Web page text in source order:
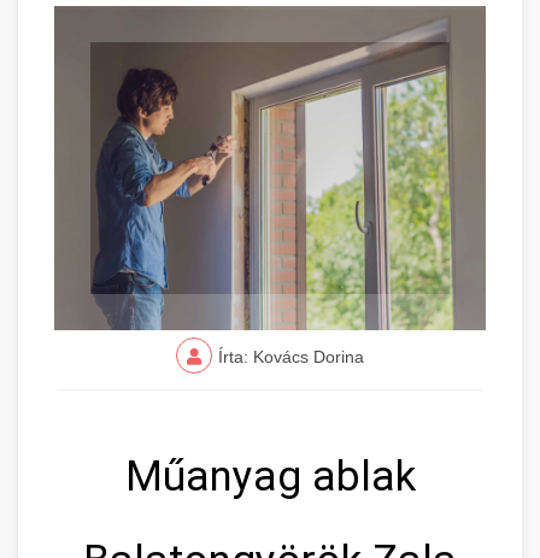
Írta: Kovács Dorina
Műanyag ablak